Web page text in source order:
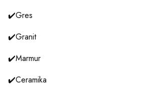
✔️Gres
✔️Granit
✔️Marmur
✔️Ceramika